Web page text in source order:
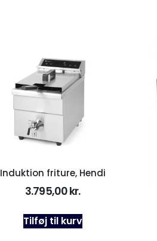
Induktion friture, Hendi
3.795,00kr.
Tilføj til kurv